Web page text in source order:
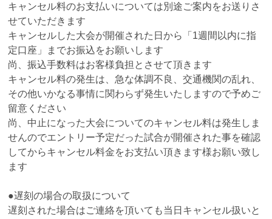
キャンセル料のお支払いについては別途ご案内をお送りさ
せていただきます
キャンセルした大会が開催された日から「1週間以内に指
定口座」までお振込をお願いします
尚、振込手数料はお客様負担とさせて頂きます
キャンセル料の発生は、急な体調不良、交通機関の乱れ、
その他いかなる事情に関わらず発生いたしますので予めご
留意ください
尚、中止になった大会についてのキャンセル料は発生しま
せんのでエントリー予定だった試合が開催された事を確認
してからキャンセル料金をお支払い頂きます様お願い致し
ます
●遅刻の場合の取扱について
遅刻された場合はご連絡を頂いても当日キャンセル扱いと